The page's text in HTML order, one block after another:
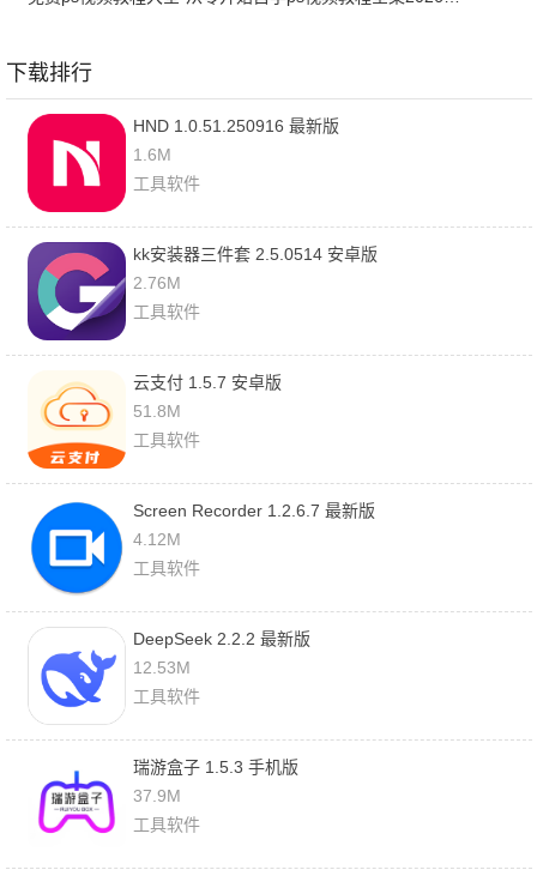
下载排行
HND 1.0.51.250916 最新版
1.6M
工具软件
kk安装器三件套 2.5.0514 安卓版
2.76M
工具软件
云支付 1.5.7 安卓版
51.8M
工具软件
Screen Recorder 1.2.6.7 最新版
4.12M
工具软件
DeepSeek 2.2.2 最新版
12.53M
工具软件
瑞游盒子 1.5.3 手机版
37.9M
工具软件